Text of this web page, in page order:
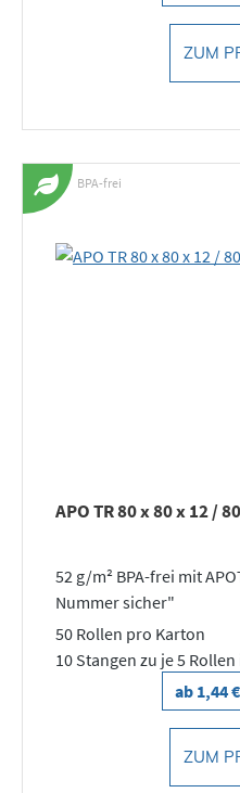
ZUM
BPA-frei
APO TR 80 x 80 x 12 /
52 g/m² BPA-frei mit
Nummer sicher"
50 Rollen pro Karton
10 Stangen zu je 5
ab 1,44
ZUM